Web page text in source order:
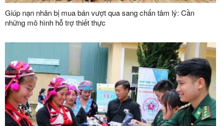
Giúp nạn nhân bị mua bán vượt qua sang chấn tâm lý: Cần
những mô hình hỗ trợ thiết thực